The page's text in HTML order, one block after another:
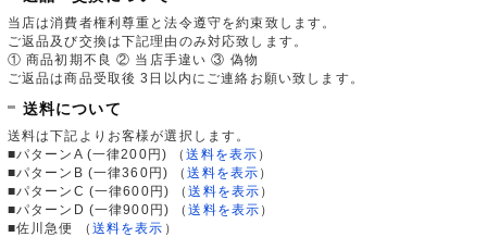
当店は消費者権利尊重と法令遵守を約束致します。
ご返品及び交換は下記理由のみ対応致します。
① 商品初期不良 ② 当店手違い ③ 偽物
ご返品は商品受取後 3日以内にご連絡お願い致します。
送料について
送料は下記よりお客様が選択します。
■パターンA (一律200円)
（送料を表示 ）
■パターンB (一律360円)
（送料を表示 ）
■パターンC (一律600円)
（送料を表示 ）
■パターンD (一律900円)
（送料を表示 ）
■佐川急便
（ 送料を表示 ）